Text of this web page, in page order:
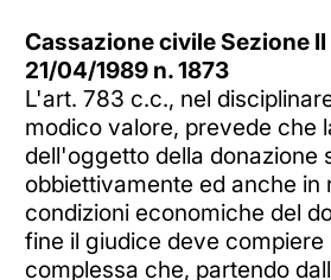
Cassazione civile Sezione
21/04/1989 n. 1873
L'art. 783 c.c., nel
modico valore, prevede che
dell'oggetto della donazione
obbiettivamente ed anche in
condizioni economiche del
fine il giudice deve
complessa che, partendo